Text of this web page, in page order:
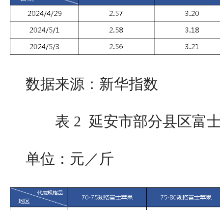
数据来源：新华指数
表 2 延安市部分县区富
单位：元／斤